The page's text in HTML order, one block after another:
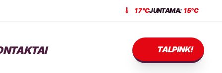
17°CJUNTAMA: 15°C
TALPINK!